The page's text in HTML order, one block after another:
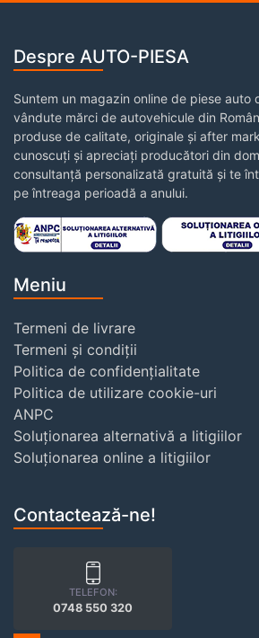
Despre AUTO-PIESA
Suntem un magazin online de piese auto
vândute mărci de autovehicule din
produse de calitate, originale și after
cunoscuți și apreciați producători din
consultanță personalizată gratuită și te
pe întreaga perioadă a anului.
Meniu
Termeni de livrare
Termeni și condiții
Politica de confidențialitate
Politica de utilizare cookie-uri
ANPC
Soluționarea alternativă a litigiilor
Soluționarea online a litigiilor
Contactează-ne!
TELEFON:
0748 550 320